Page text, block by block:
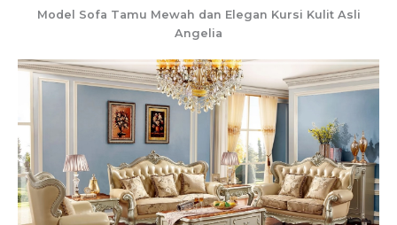
Model Sofa Tamu Mewah dan Elegan Kursi Kulit Asli
Angelia